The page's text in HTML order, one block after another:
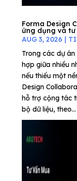
Forma Design
ứng dụng và
AUG 3, 2026 |
Trong các dự
hợp giữa nhiều
nếu thiếu một
Design
hỗ trợ cộng tác
bộ dữ liệu, theo...